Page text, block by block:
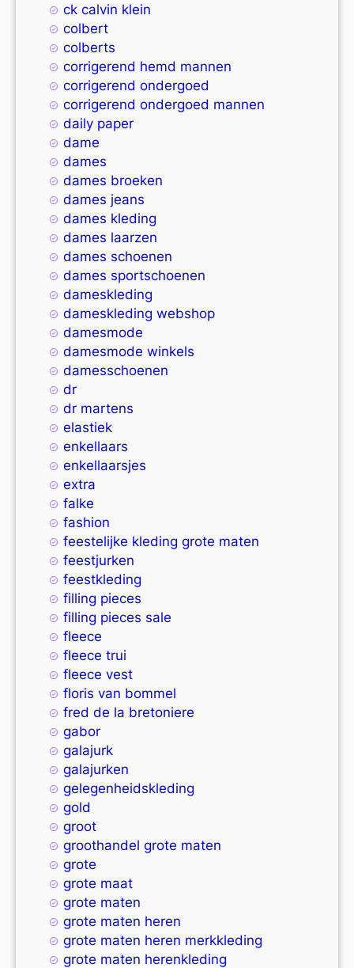
ck calvin klein
colbert
colberts
corrigerend hemd mannen
corrigerend ondergoed
corrigerend ondergoed mannen
daily paper
dame
dames
dames broeken
dames jeans
dames kleding
dames laarzen
dames schoenen
dames sportschoenen
dameskleding
dameskleding webshop
damesmode
damesmode winkels
damesschoenen
dr
dr martens
elastiek
enkellaars
enkellaarsjes
extra
falke
fashion
feestelijke kleding grote maten
feestjurken
feestkleding
filling pieces
filling pieces sale
fleece
fleece trui
fleece vest
floris van bommel
fred de la bretoniere
gabor
galajurk
galajurken
gelegenheidskleding
gold
groot
groothandel grote maten
grote
grote maat
grote maten
grote maten heren
grote maten heren merkkleding
grote maten herenkleding